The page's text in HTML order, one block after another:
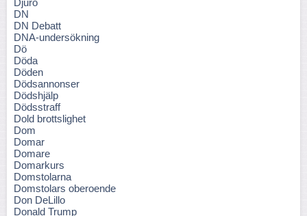
Djurö
DN
DN Debatt
DNA-undersökning
Dö
Döda
Döden
Dödsannonser
Dödshjälp
Dödsstraff
Dold brottslighet
Dom
Domar
Domare
Domarkurs
Domstolarna
Domstolars oberoende
Don DeLillo
Donald Trump